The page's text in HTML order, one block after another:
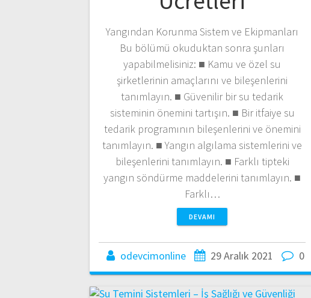
Yangından Korunma Sistem ve Ekipmanları
Bu bölümü okuduktan sonra şunları
yapabilmelisiniz: ■ Kamu ve özel su
şirketlerinin amaçlarını ve bileşenlerini
tanımlayın. ■ Güvenilir bir su tedarik
sisteminin önemini tartışın. ■ Bir itfaiye su
tedarik programının bileşenlerini ve önemini
tanımlayın. ■ Yangın algılama sistemlerini ve
bileşenlerini tanımlayın. ■ Farklı tipteki
yangın söndürme maddelerini tanımlayın. ■
Farklı…
DEVAMI
odevcimonline 29 Aralık 2021 0